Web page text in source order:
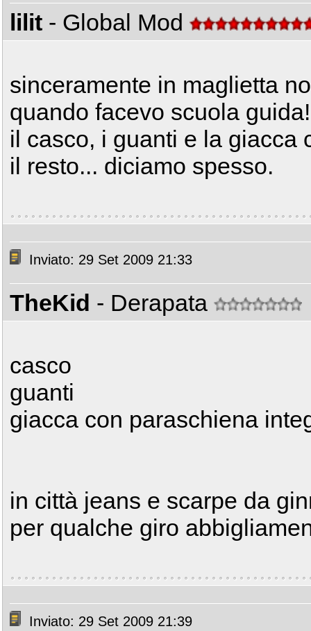
lilit - Global Mod
sinceramente in maglietta
quando facevo scuola guida!
il casco, i guanti e la giacca
il resto... diciamo spesso.
Inviato: 29 Set 2009 21:33
TheKid - Derapata
casco
guanti
giacca con paraschiena
in città jeans e scarpe da
per qualche giro
Inviato: 29 Set 2009 21:39